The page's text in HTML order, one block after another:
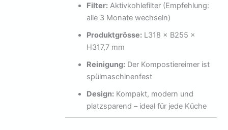
Filter:Aktivkohlefilter (Empfehlung:
alle 3 Monate wechseln)
Produktgrösse:L318 × B255 ×
H317,7 mm
Reinigung:Der Kompostiereimer ist
spülmaschinenfest
Design:Kompakt, modern und
platzsparend – ideal für jede Küche